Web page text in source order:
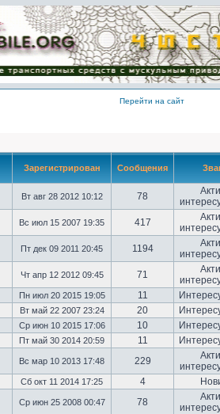
Перейти на сайт
Зарегистрирован Сообщения
Вт авг 28 2012 10:12 78
Вс июл 15 2007 19:35 417
Пт дек 09 2011 20:45 1194
Чт апр 12 2012 09:45 71
Пн июл 20 2015 19:05 11
Вт май 22 2007 23:24 20
Ср июн 10 2015 17:06 10
Пт май 30 2014 20:59 11
Вс мар 10 2013 17:48 229
Сб окт 11 2014 17:25 4
Ср июн 25 2008 00:47 78